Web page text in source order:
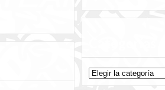
Categorías